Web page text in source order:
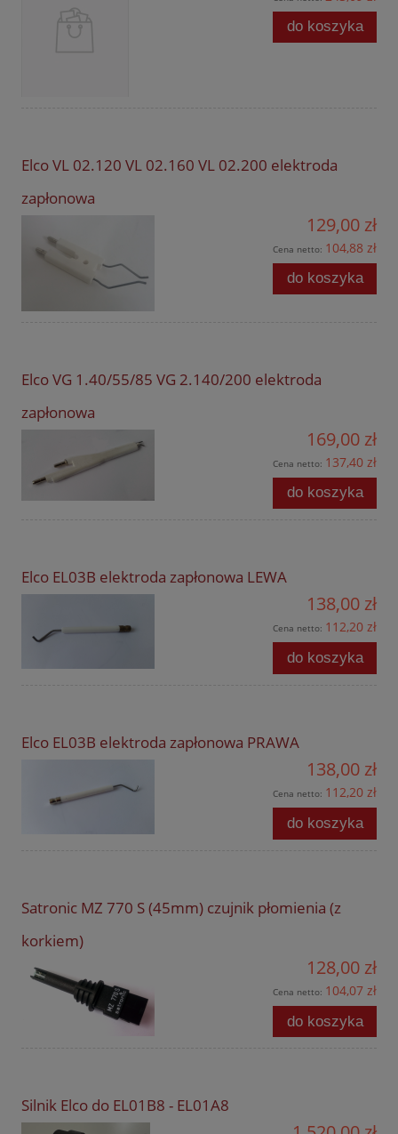
do koszyka
Elco VL 02.120 VL 02.160 VL 02.200 elektroda
zapłonowa
129,00 zł
Cena netto: 104,88 zł
do koszyka
Elco VG 1.40/55/85 VG 2.140/200 elektroda
zapłonowa
169,00 zł
Cena netto: 137,40 zł
do koszyka
Elco EL03B elektroda zapłonowa LEWA
138,00 zł
Cena netto: 112,20 zł
do koszyka
Elco EL03B elektroda zapłonowa PRAWA
138,00 zł
Cena netto: 112,20 zł
do koszyka
Satronic MZ 770 S (45mm) czujnik płomienia (z
korkiem)
128,00 zł
Cena netto: 104,07 zł
do koszyka
Silnik Elco do EL01B8 - EL01A8